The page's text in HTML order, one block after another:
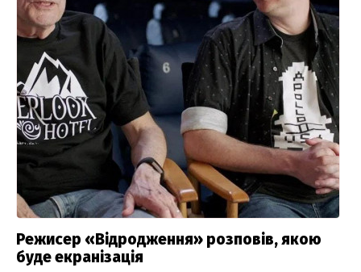
Режисер «Відродження» розповів, якою
буде екранізація